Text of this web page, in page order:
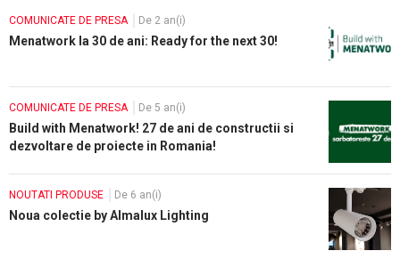
COMUNICATE DE PRESA De 2 an(i)
Menatwork la 30 de ani: Ready for the next 30!
COMUNICATE DE PRESA De 5 an(i)
Build with Menatwork! 27 de ani de constructii si
dezvoltare de proiecte in Romania!
NOUTATI PRODUSE De 6 an(i)
Noua colectie by Almalux Lighting